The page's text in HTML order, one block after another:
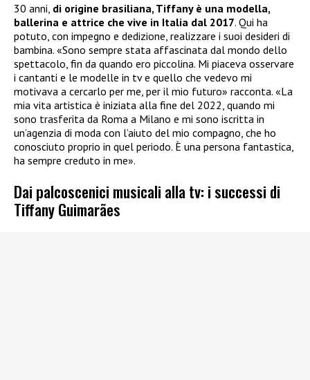
30 anni, di origine brasiliana, Tiffany è una modella,
ballerina e attrice che vive in Italia dal 2017. Qui ha
potuto, con impegno e dedizione, realizzare i suoi desideri di
bambina. «Sono sempre stata affascinata dal mondo dello
spettacolo, fin da quando ero piccolina. Mi piaceva osservare
i cantanti e le modelle in tv e quello che vedevo mi
motivava a cercarlo per me, per il mio futuro» racconta. «La
mia vita artistica è iniziata alla fine del 2022, quando mi
sono trasferita da Roma a Milano e mi sono iscritta in
un’agenzia di moda con l’aiuto del mio compagno, che ho
conosciuto proprio in quel periodo. È una persona fantastica,
ha sempre creduto in me».
Dai palcoscenici musicali alla tv: i successi di
Tiffany Guimarães